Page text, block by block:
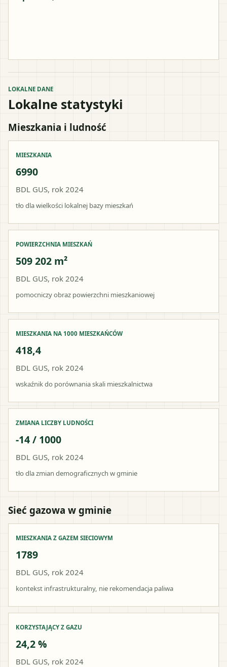
LOKALNE DANE
Lokalne statystyki
Mieszkania i ludność
MIESZKANIA
6990
BDL GUS, rok 2024
tło dla wielkości lokalnej bazy mieszkań
POWIERZCHNIA MIESZKAŃ
509 202 m²
BDL GUS, rok 2024
pomocniczy obraz powierzchni mieszkaniowej
MIESZKANIA NA 1000 MIESZKAŃCÓW
418,4
BDL GUS, rok 2024
wskaźnik do porównania skali mieszkalnictwa
ZMIANA LICZBY LUDNOŚCI
-14 / 1000
BDL GUS, rok 2024
tło dla zmian demograficznych w gminie
Sieć gazowa w gminie
MIESZKANIA Z GAZEM SIECIOWYM
1789
BDL GUS, rok 2024
kontekst infrastrukturalny, nie rekomendacja paliwa
KORZYSTAJĄCY Z GAZU
24,2 %
BDL GUS, rok 2024